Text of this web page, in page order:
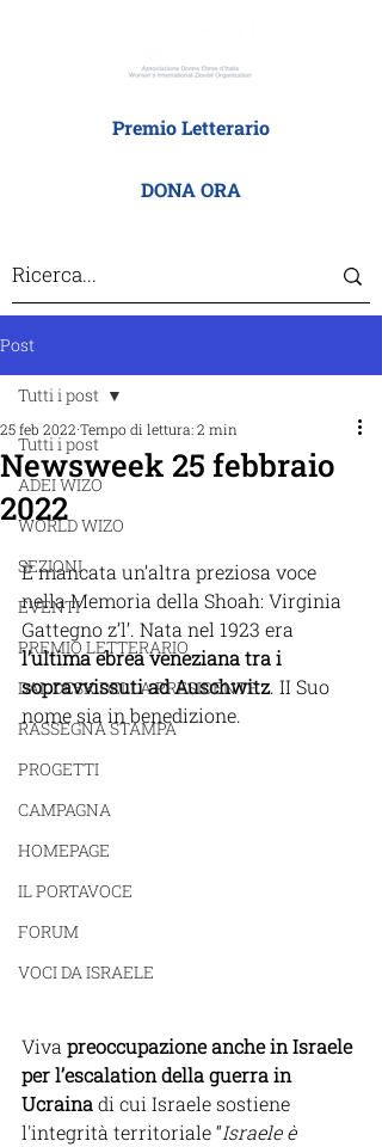
Premio Letterario
DONA ORA
Post
Tutti i post
ADEI WIZO
WORLD WIZO
SEZIONI
EVENTI
PREMIO LETTERARIO
DAL DESK DELLA PRESIDENTE
RASSEGNA STAMPA
PROGETTI
CAMPAGNA
HOMEPAGE
IL PORTAVOCE
FORUM
VOCI DA ISRAELE
Tutti i post
Newsweek 25 febbraio
2022
25 feb 2022 Tempo di lettura: 2 min
È mancata un’altra preziosa voce
nella Memoria della Shoah: Virginia
Gattegno z’l’. Nata nel 1923 era
l’ultima ebrea veneziana tra i
sopravvissuti ad Auschwitz. II Suo
nome sia in benedizione.
Viva preoccupazione anche in Israele
per l’escalation della guerra in
Ucraina di cui Israele sostiene
l'integrità territoriale “Israele è